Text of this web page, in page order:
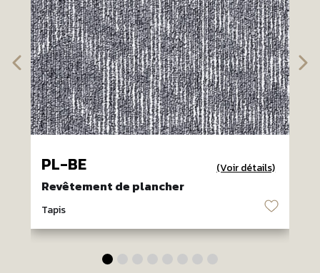
PL-BE (Voir détails)
Revêtement de plancher
Tapis ♡